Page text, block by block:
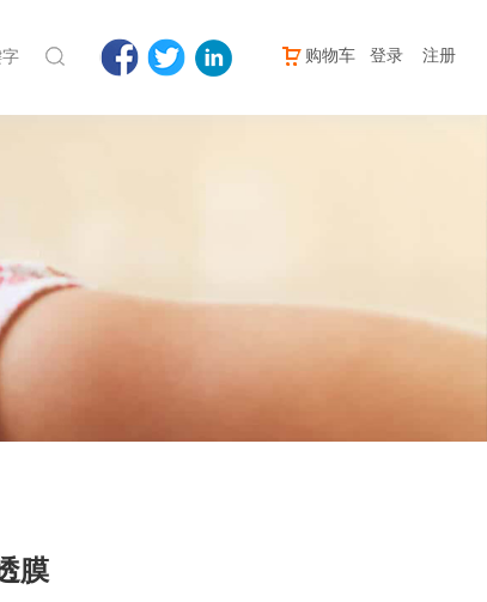
登录 注册
购物车
膜